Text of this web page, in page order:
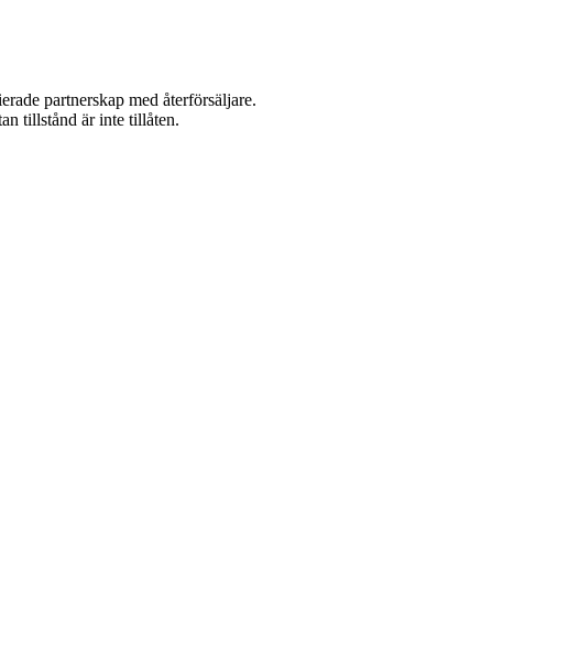
partnerskap med återförsäljare.
tillstånd är inte tillåten.